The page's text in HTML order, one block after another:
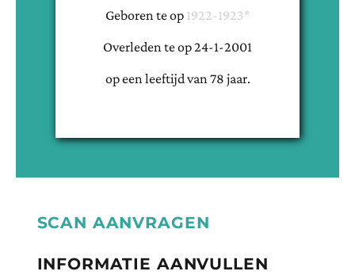
Geboren teop 1922-1923*
Overleden teop24-1-2001
op een leeftijd van 78 jaar.
SCAN AANVRAGEN
INFORMATIE AANVULLEN